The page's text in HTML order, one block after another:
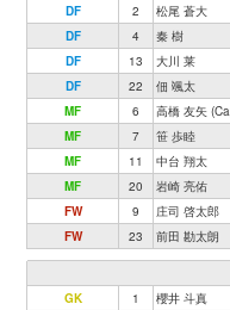
DF
2 松尾 蒼大
DF
4 秦 樹
DF
13 大川 莱
DF
22 佃 颯太
MF
6 高橋 友矢
MF
7 笹 歩睦
MF
11 中台 翔太
MF
20 岩崎 亮佑
FW
9 庄司 啓太郎
FW
23 前田 勘太朗
GK
1 櫻井 斗真